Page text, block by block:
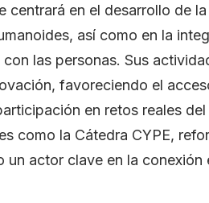
centrará en el desarrollo de
así como en la
las personas. Sus
favoreciendo el
en retos reales
como la Cátedra CYPE,
actor clave en la conexión